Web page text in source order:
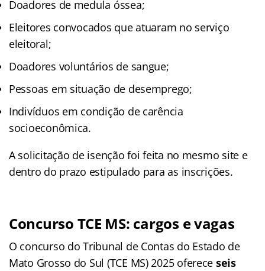
Doadores de medula óssea;
Eleitores convocados que atuaram no serviço
eleitoral;
Doadores voluntários de sangue;
Pessoas em situação de desemprego;
Indivíduos em condição de carência
socioeconômica.
A solicitação de isenção foi feita no mesmo site e
dentro do prazo estipulado para as inscrições.
Concurso TCE MS: cargos e vagas
O concurso do Tribunal de Contas do Estado de
Mato Grosso do Sul (TCE MS) 2025 oferece seis